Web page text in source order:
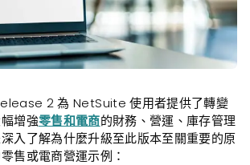
2 為 NetSuite 使用者提供了轉變
增強零售和電商的財務、營運、庫存管理
入了解為什麼升級至此版本至關重要的原
售或電商營運示例：